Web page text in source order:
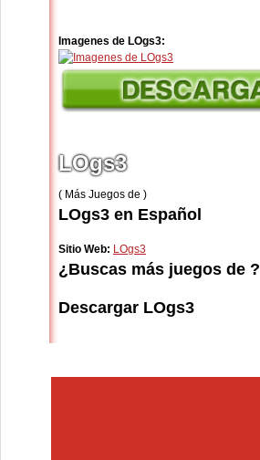
Imagenes de LOgs3:
LOgs3
( Más Juegos de )
LOgs3 en Español
Sitio Web: LOgs3
¿Buscas más juegos de ?
Descargar LOgs3